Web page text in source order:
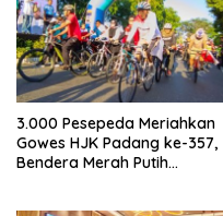
3.000 Pesepeda Meriahkan
Gowes HJK Padang ke-357,
Bendera Merah Putih